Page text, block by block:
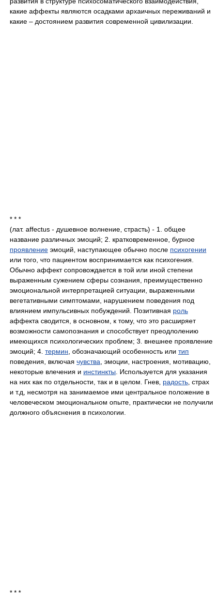
какие аффекты являются осадками архаичных переживаний и
какие – достоянием развития современной цивилизации.
* * *
(лат. affectus - душевное волнение, страсть) - 1. общее
название различных эмоций; 2. кратковременное, бурное
проявление эмоций, наступающее обычно после психогении
или того, что пациентом воспринимается как психогения.
Обычно аффект сопровождается в той или иной степени
выраженным сужением сферы сознания, преимущественно
эмоциональной интерпретацией ситуации, выраженными
вегетативными симптомами, нарушением поведения под
влиянием импульсивных побуждений. Позитивная роль
аффекта сводится, в основном, к тому, что это расширяет
возможности самопознания и способствует преодлолению
имеющихся психологических проблем; 3. внешнее проявление
эмоций; 4. термин , обозначающий особенность или тип
поведения, включая чувства , эмоции, настроения, мотивацию,
некоторые влечения и инстинкты . Используется для указания
на них как по отдельности, так и в целом. Гнев, радость , страх
и т.д, несмотря на занимаемое ими центральное положение в
человеческом эмоциональном опыте, практически не получили
должного объяснения в психологии.
* * *